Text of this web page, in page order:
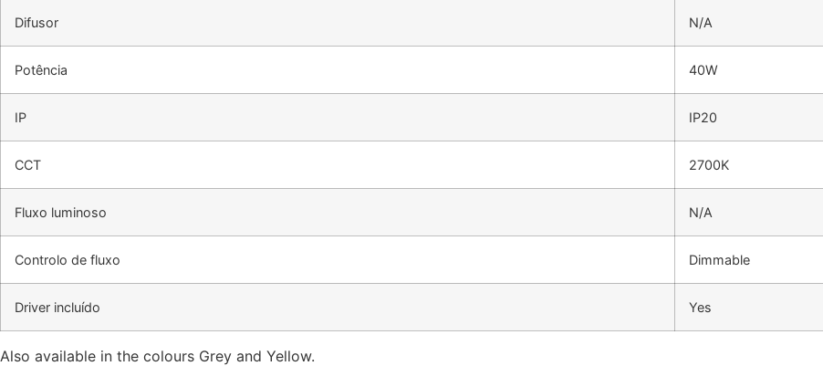
Difusor N/A
Potência 40W
IP IP20
CCT 2700K
Fluxo luminoso N/A
Controlo de fluxo Dimmable
Driver incluído Yes
Also available in the colours Grey and Yellow.